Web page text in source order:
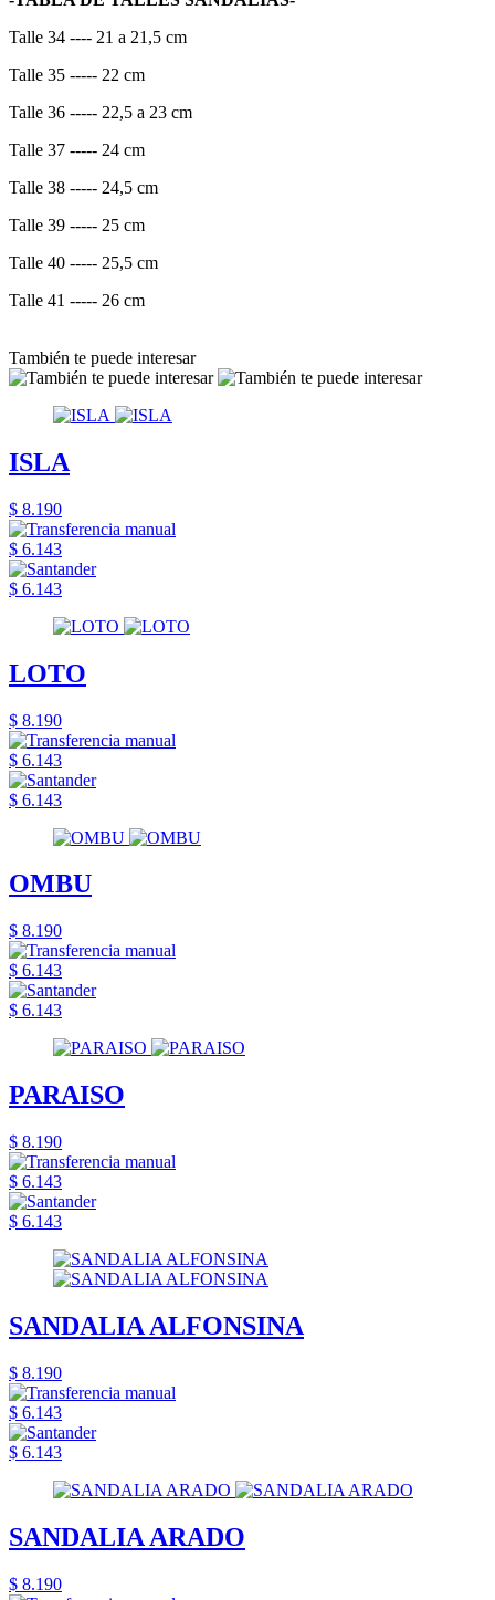
Talle 34 ---- 21 a 21,5 cm
Talle 35 ----- 22 cm
Talle 36 ----- 22,5 a 23 cm
Talle 37 ----- 24 cm
Talle 38 ----- 24,5 cm
Talle 39 ----- 25 cm
Talle 40 ----- 25,5 cm
Talle 41 ----- 26 cm
También te puede interesar
ISLA
$ 8.190
$ 6.143
$ 6.143
LOTO
$ 8.190
$ 6.143
$ 6.143
OMBU
$ 8.190
$ 6.143
$ 6.143
PARAISO
$ 8.190
$ 6.143
$ 6.143
SANDALIA ALFONSINA
$ 8.190
$ 6.143
$ 6.143
SANDALIA ARADO
$ 8.190